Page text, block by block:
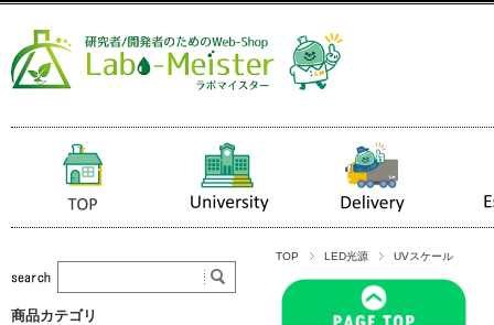
TOP LED光源 UVスケール
商品カテゴリ